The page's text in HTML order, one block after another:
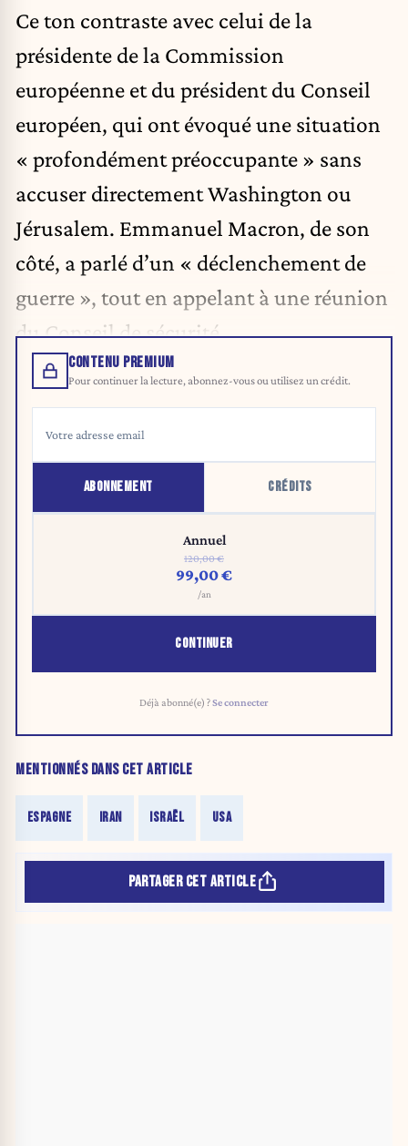
Ce ton contraste avec celui de la
présidente de la Commission
européenne et du président du Conseil
européen, qui ont évoqué une situation
« profondément préoccupante » sans
accuser directement Washington ou
Jérusalem. Emmanuel Macron, de son
côté, a parlé d’un « déclenchement de
guerre », tout en appelant à une réunion
du Conseil de sécurité.
CONTENU PREMIUM
Pour continuer la lecture, abonnez-vous ou utilisez un crédit.
ABONNEMENT CRÉDITS
Annuel
120,00 €
99,00 €
/an
CONTINUER
Déjà abonné(e) ?Se connecter
MENTIONNÉS DANS CET ARTICLE
ESPAGNE IRAN ISRAËL USA
PARTAGER CET ARTICLE